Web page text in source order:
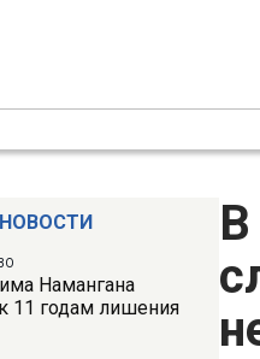
Намангана
11 годам лишения